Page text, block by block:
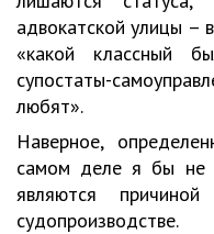
адвокатской улицы –
«какой классный
супостаты-
любят».
Наверное,
самом деле я бы не
являются
судопроизводстве.